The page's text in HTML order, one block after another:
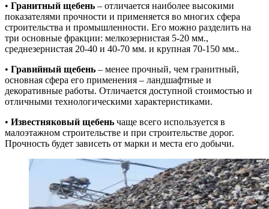
• Гранитный щебень – отличается наиболее высокими
показателями прочности и применяется во многих сфера
строительства и промышленности. Его можно разделить на
три основные фракции: мелкозернистая 5-20 мм.,
среднезернистая 20-40 и 40-70 мм. и крупная 70-150 мм..
• Гравийный щебень – менее прочный, чем гранитный,
основная сфера его применения – ландшафтные и
декоративные работы. Отличается доступной стоимостью и
отличными технологическими характеристиками.
• Известняковый щебень чаще всего используется в
малоэтажном строительстве и при строительстве дорог.
Прочность будет зависеть от марки и места его добычи.